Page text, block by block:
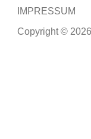
IMPRESSUM
Copyright ©